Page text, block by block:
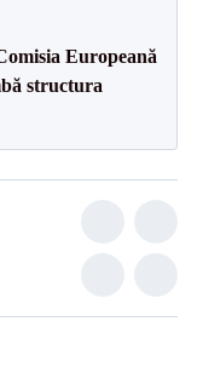
Europeană
structura